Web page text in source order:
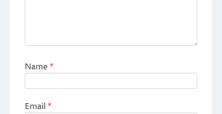
Name*
Email *